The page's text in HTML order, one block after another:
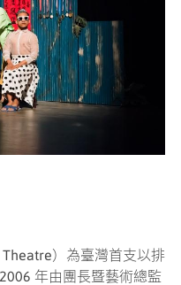
）為臺灣⾸⽀以排
年由團長暨藝術總監